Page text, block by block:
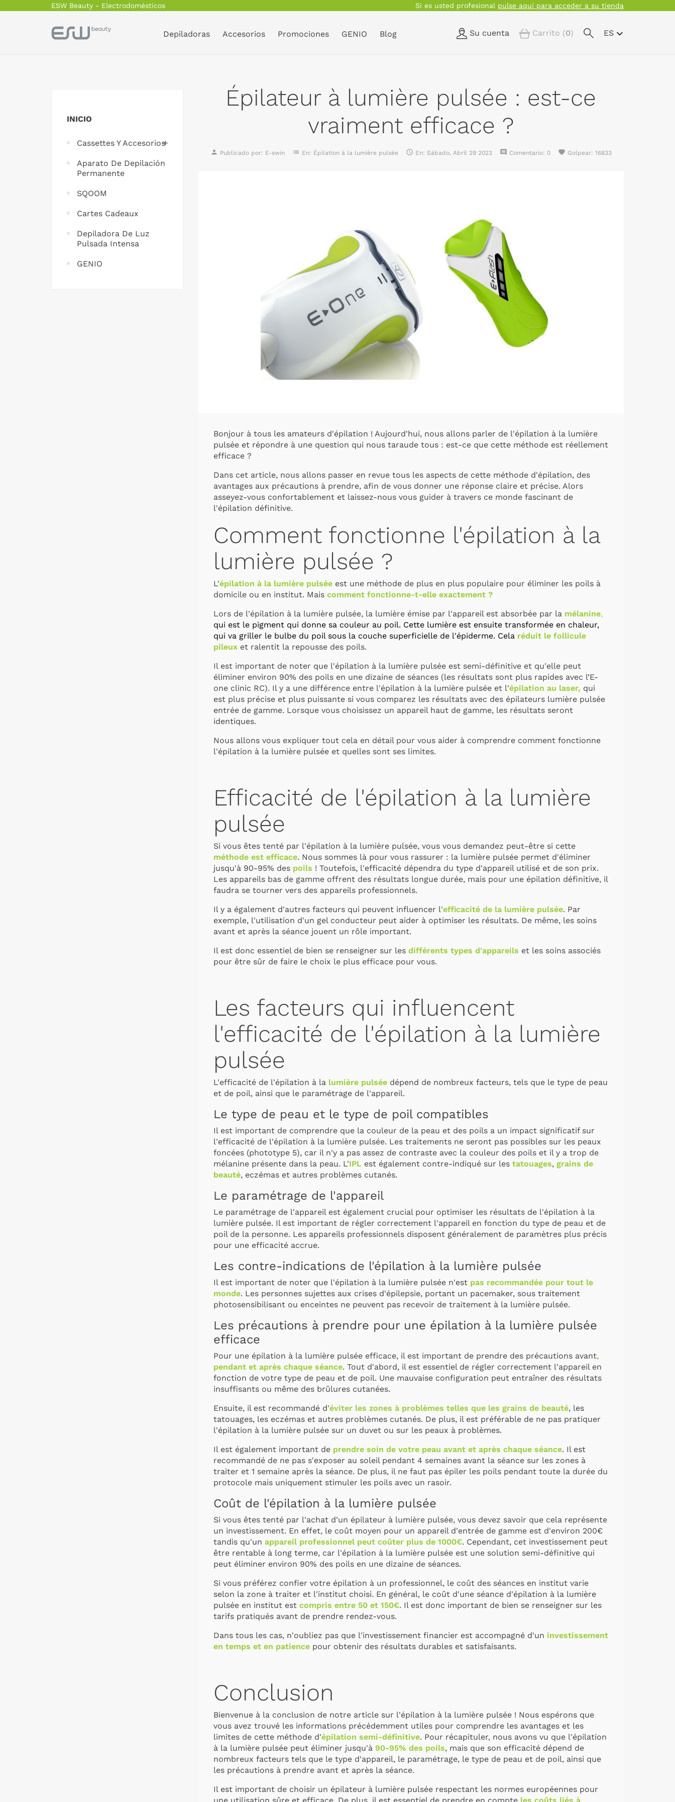
ESW Beauty - Electrodomésticos Si es usted profesional pulse aquí para acceder a su tienda
Depiladoras Accesorios Promociones GENIO Blog Su cuenta Carrito (0) ES
INICIO
Cassettes Y Accesorios
Aparato De Depilación
Permanente
SQOOM
Cartes Cadeaux
Depiladora De Luz
Pulsada Intensa
GENIO
Épilateur à lumière pulsée : est-ce
vraiment efficace ?
person Publicado por: E-swin list En: Épilation à la lumière pulsée  En: Sábado, Abril 29 2023 comment Comentario: 0 favorite Golpear: 16833
Bonjour à tous les amateurs d'épilation ! Aujourd'hui, nous allons parler de l'épilation à la lumière
pulsée et répondre à une question qui nous taraude tous : est-ce que cette méthode est réellement
efficace ?
Dans cet article, nous allons passer en revue tous les aspects de cette méthode d'épilation, des
avantages aux précautions à prendre, afin de vous donner une réponse claire et précise. Alors
asseyez-vous confortablement et laissez-nous vous guider à travers ce monde fascinant de
l'épilation définitive.
Comment fonctionne l'épilation à la
lumière pulsée ?
L'épilation à la lumière pulséeest une méthode de plus en plus populaire pour éliminer les poils à
domicileou en institut. Mais comment fonctionne-t-elle exactement ?
Lors de l'épilation à la lumière pulsée, la lumière émise par l'appareil est absorbée par la mélanine,
qui est le pigment qui donne sa couleur au poil. Cette lumière est ensuite transformée en chaleur,
qui va griller le bulbe du poil sous la couche superficielle de l'épiderme. Cela réduit le follicule
pileuxet ralentit la repousse des poils.
Il est important de noter que l'épilation à la lumière pulsée est semi-définitive et qu'elle peut
éliminer environ 90% des poils en une dizaine de séances (les résultats sont plus rapides avec l’E-
one clinic RC). Il y a une différence entre l'épilation à la lumière pulsée et l'épilation au laser, qui
est plus précise et plus puissante si vous comparez les résultats avec des épilateurs lumière pulsée
entrée de gamme. Lorsque vous choisissez un appareil haut de gamme, les résultats seront
identiques.
Nous allons vous expliquer tout cela en détail pour vous aider à comprendre comment fonctionne
l'épilation à la lumière pulsée et quelles sont ses limites.
Efficacité de l'épilation à la lumière
pulsée
Si vous êtes tenté par l'épilation à la lumière pulsée, vous vous demandez peut-être si cette
méthode est efficace. Nous sommes là pour vous rassurer : la lumière pulsée permet d'éliminer
jusqu'à 90-95% des poils ! Toutefois, l'efficacité dépendra du type d'appareil utiliséet de son prix.
Les appareils bas de gamme offrent des résultats longue durée, mais pour une épilation définitive, il
faudra se tourner vers des appareils professionnels.
Il y a également d'autres facteurs qui peuvent influencer l'efficacité de la lumière pulsée. Par
exemple, l'utilisation d'un gel conducteur peut aider à optimiser les résultats. De même, les soins
avant et après la séance jouent un rôle important.
Il est donc essentiel de bien se renseigner sur les différents types d'appareils et les soins associés
pour être sûr de faire le choix le plus efficace pour vous.
Les facteurs qui influencent
l'efficacité de l'épilation à la lumière
pulsée
L'efficacité de l'épilation à la lumière pulséedépend de nombreux facteurs, tels que le type de peau
et de poil, ainsi que le paramétrage de l'appareil.
Le type de peau et le type de poil compatibles
Il est important de comprendre que la couleur de la peau et des poils a un impact significatif sur
l'efficacité de l'épilation à la lumière pulsée. Les traitements ne seront pas possibles sur les peaux
foncées (phototype 5), car il n'y a pas assez de contraste avec la couleur des poils et il y a trop de
mélanine présente dans la peau. L'IPLest également contre-indiqué sur les tatouages, grains de
beauté, eczémas et autres problèmes cutanés.
Le paramétrage de l'appareil
Le paramétrage de l'appareil est également crucial pour optimiser les résultats de l'épilation à la
lumière pulsée. Il est important de régler correctement l'appareil en fonction du type de peau et de
poil de la personne. Les appareils professionnels disposent généralement de paramètres plus précis
pour une efficacité accrue.
Les contre-indications de l'épilation à la lumière pulsée
Il est important de noter que l'épilation à la lumière pulsée n'est pas recommandée pour tout le
monde. Les personnes sujettes aux crises d'épilepsie, portant un pacemaker, sous traitement
photosensibilisant ou enceintes ne peuvent pas recevoir de traitement à la lumière pulsée.
Les précautions à prendre pour une épilation à la lumière pulsée
efficace
Pour une épilation à la lumière pulsée efficace, il est important de prendre des précautions avant,
pendant et après chaque séance. Tout d'abord, il est essentiel de régler correctement l'appareil en
fonction de votre type de peau et de poil. Une mauvaise configuration peut entraîner des résultats
insuffisants ou même des brûlures cutanées.
Ensuite, il est recommandé d'éviter les zones à problèmes telles que les grains de beauté, les
tatouages, les eczémas et autres problèmes cutanés. De plus, il est préférable de ne pas pratiquer
l'épilation à la lumière pulsée sur un duvet ou sur les peaux à problèmes.
Il est également important de prendre soin de votre peau avant et après chaque séance. Il est
recommandé de ne pas s'exposer au soleil pendant 4 semaines avant la séance sur les zones à
traiter et 1 semaine après la séance. De plus, il ne faut pas épiler les poils pendant toute la durée du
protocole mais uniquement stimuler les poils avec un rasoir.
Coût de l'épilation à la lumière pulsée
Si vous êtes tenté par l'achat d'un épilateur à lumière pulsée, vous devez savoir que cela représente
un investissement. En effet, le coût moyen pour un appareil d'entrée de gamme est d'environ 200€
tandis qu'un appareil professionnel peut coûter plus de 1000€. Cependant, cet investissement peut
être rentable à long terme, car l'épilation à la lumière pulsée est une solution semi-définitive qui
peut éliminer environ 90% des poils en une dizaine de séances.
Si vous préférez confier votre épilation à un professionnel, le coût des séances en institut varie
selon la zone à traiter et l'institut choisi. En général, le coût d'une séance d'épilation à la lumière
pulsée en institut est compris entre 50 et 150€. Il est donc important de bien se renseigner sur les
tarifs pratiqués avant de prendre rendez-vous.
Dans tous les cas, n'oubliez pas que l'investissement financier est accompagné d'un investissement
en temps et en patiencepour obtenir des résultats durables et satisfaisants.
Conclusion
Bienvenue à la conclusion de notre article sur l'épilation à la lumière pulsée ! Nous espérons que
vous avez trouvé les informations précédemment utiles pour comprendre les avantages et les
limites de cette méthode d'épilation semi-définitive. Pour récapituler, nous avons vu que l'épilation
à la lumière pulsée peut éliminer jusqu'à 90-95% des poils, mais que son efficacité dépend de
nombreux facteurs tels que le type d'appareil, le paramétrage, le type de peau et de poil, ainsi que
les précautions à prendre avant et après la séance.
Il est important de choisir un épilateur à lumière pulsée respectant les normes européennes pour